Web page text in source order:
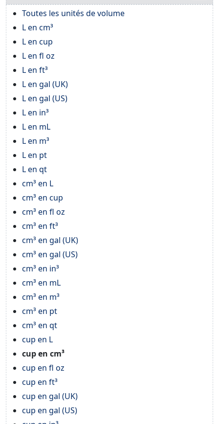
Toutes les unités de volume
L en cm³
L en cup
L en fl oz
L en ft³
L en gal (UK)
L en gal (US)
L en in³
L en mL
L en m³
L en pt
L en qt
cm³ en L
cm³ en cup
cm³ en fl oz
cm³ en ft³
cm³ en gal (UK)
cm³ en gal (US)
cm³ en in³
cm³ en mL
cm³ en m³
cm³ en pt
cm³ en qt
cup en L
cup en cm³
cup en fl oz
cup en ft³
cup en gal (UK)
cup en gal (US)